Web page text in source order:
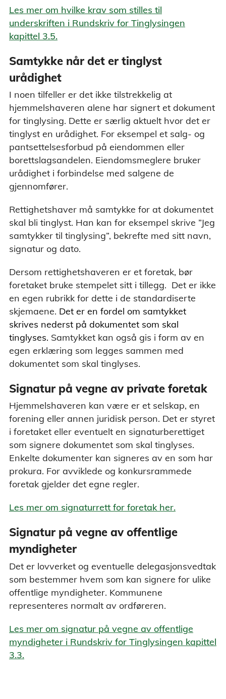
Les mer om hvilke krav som stilles til
underskriften i Rundskriv for Tinglysingen
kapittel 3.5.
Samtykke når det er tinglyst
urådighet
I noen tilfeller er det ikke tilstrekkelig at
hjemmelshaveren alene har signert et dokument
for tinglysing. Dette er særlig aktuelt hvor det er
tinglyst en urådighet. For eksempel et salg- og
pantsettelsesforbud på eiendommen eller
borettslagsandelen. Eiendomsmeglere bruker
urådighet i forbindelse med salgene de
gjennomfører.
Rettighetshaver må samtykke for at dokumentet
skal bli tinglyst. Han kan for eksempel skrive ”Jeg
samtykker til tinglysing”, bekrefte med sitt navn,
signatur og dato.
Dersom rettighetshaveren er et foretak, bør
foretaket bruke stempelet sitt i tillegg. Det er ikke
en egen rubrikk for dette i de standardiserte
skjemaene. Det er en fordel om samtykket
skrives nederst på dokumentet som skal
tinglyses. Samtykket kan også gis i form av en
egen erklæring som legges sammen med
dokumentet som skal tinglyses.
Signatur på vegne av private foretak
Hjemmelshaveren kan være er et selskap, en
forening eller annen juridisk person. Det er styret
i foretaket eller eventuelt en signaturberettiget
som signere dokumentet som skal tinglyses.
Enkelte dokumenter kan signeres av en som har
prokura. For avviklede og konkursrammede
foretak gjelder det egne regler.
Les mer om signaturrett for foretak her.
Signatur på vegne av offentlige
myndigheter
Det er lovverket og eventuelle delegasjonsvedtak
som bestemmer hvem som kan signere for ulike
offentlige myndigheter. Kommunene
representeres normalt av ordføreren.
Les mer om signatur på vegne av offentlige
myndigheter i Rundskriv for Tinglysingen kapittel
3.3.